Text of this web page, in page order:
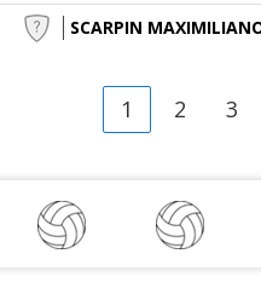
SCARPIN
1 2 3